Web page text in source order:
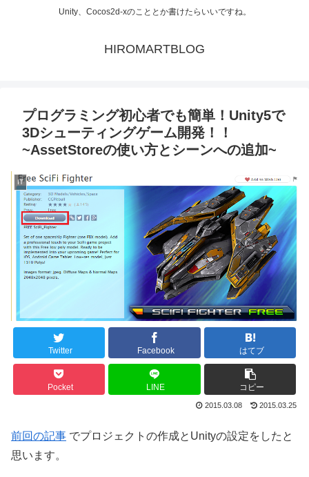
Unity、Cocos2d-xのこととか書けたらいいですね。
HIROMARTBLOG
プログラミング初心者でも簡単！Unity5で
3Dシューティングゲーム開発！！
~AssetStoreの使い方とシーンへの追加~
IT
Twitter Facebook はてブ
Pocket LINE コピー
2015.03.25
2015.03.08
前回の記事 でプロジェクトの作成とUnityの設定をしたと
思います。